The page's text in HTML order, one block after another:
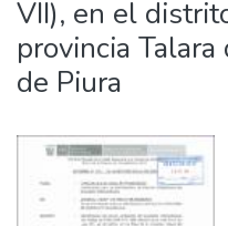
VII), en el
provincia
de Piura